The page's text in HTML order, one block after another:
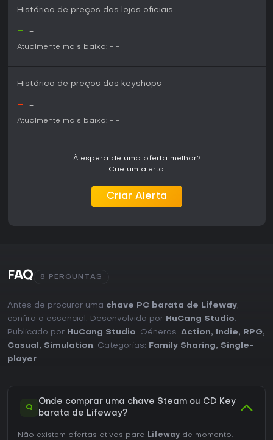
Histórico de preços das lojas oficiais
- - -
Atualmente mais baixo: - -
Histórico de preços dos keyshops
- - -
Atualmente mais baixo: - -
À espera de uma oferta melhor?
Crie um alerta.
Criar Alerta
FAQ 8 PERGUNTAS
Antes de procurar uma chave PC barata de Lifeway,
confira o essencial. Desenvolvido por HuCang Studio.
Publicado por HuCang Studio. Géneros: Action, Indie, RPG,
Casual , Simulation. Categorias: Family Sharing, Single-
player.
Q
Onde comprar uma chave Steam ou CD Key
barata de Lifeway?
Não existem ofertas ativas para Lifeway de momento.